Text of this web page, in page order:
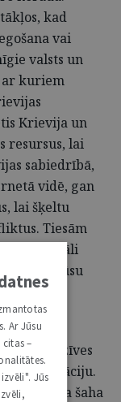
kad
vai
valsts un
ar kuriem
Krievija un
resursus, lai
sabiedrībā,
vidē, gan
lai šķeltu
Tiesām
tikai lokāli
mūsu
dzīves
organizāciju.
cietuma šaha
Ar Jūsu
–
Jūs